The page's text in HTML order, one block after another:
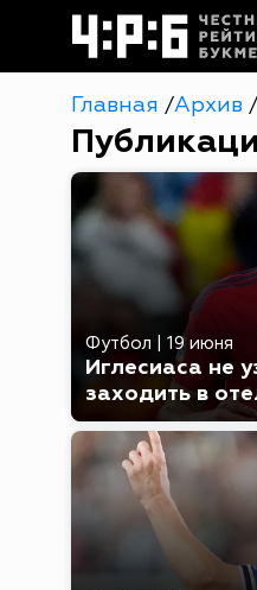
Главная /Архив /
Футбол 19 июня
Иглесиаса не
заходить в